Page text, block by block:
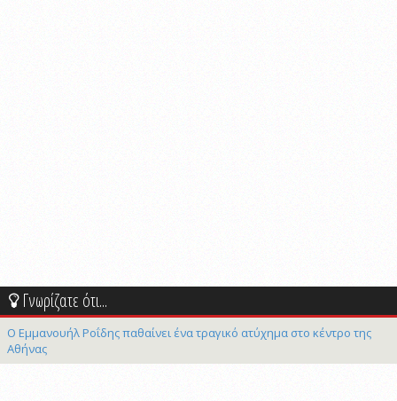
Γνωρίζατε ότι...
Ο Εμμανουήλ Ροΐδης παθαίνει ένα τραγικό ατύχημα στο κέντρο της
Αθήνας